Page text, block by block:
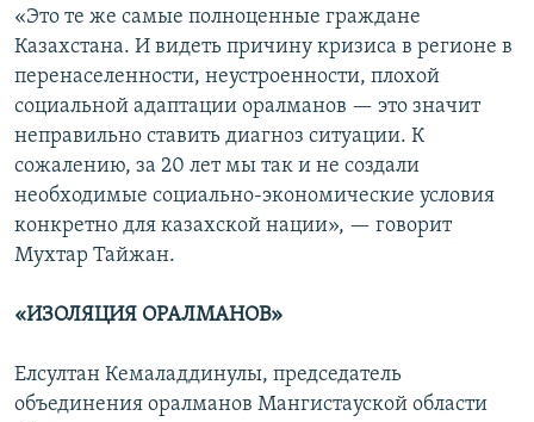
«Это те же самые полноценные граждане
Казахстана. И видеть причину кризиса в регионе в
перенаселенности, неустроенности, плохой
социальной адаптации оралманов — это значит
неправильно ставить диагноз ситуации. К
сожалению, за 20 лет мы так и не создали
необходимые социально-экономические условия
конкретно для казахской нации», — говорит
Мухтар Тайжан.
«ИЗОЛЯЦИЯ ОРАЛМАНОВ»
Елсултан Кемаладдинулы, председатель
объединения оралманов Мангистауской области